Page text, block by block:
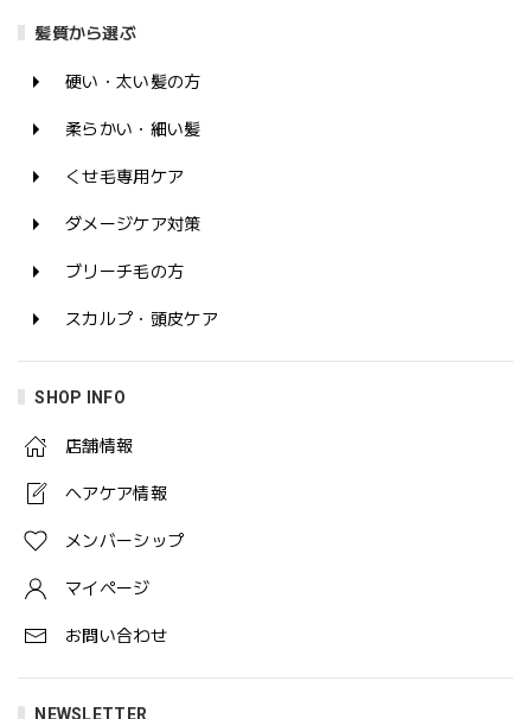
髪質から選ぶ
硬い・太い髪の方
柔らかい・細い髪
くせ毛専用ケア
ダメージケア対策
ブリーチ毛の方
スカルプ・頭皮ケア
SHOP INFO
店舗情報
ヘアケア情報
メンバーシップ
マイページ
お問い合わせ
NEWSLETTER